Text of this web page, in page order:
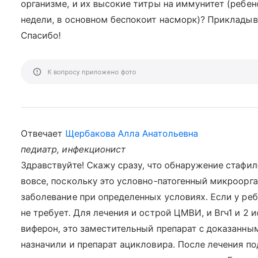
организме, и их высокие титры на иммунитет
недели, в основном беспокоит насморк)?
Спасибо!
К вопросу приложено фото
Отвечает Щербакова Алла Анатольевна
педиатр, инфекционист
Здравствуйте! Скажу сразу, что обнаружение
вовсе, поскольку это условно-патогенный
заболевание при определенных условиях. Если у
не требует. Для лечения и острой ЦМВИ, и Вгч1 и 2
виферон, это заместительный препарат с
назначили и препарат ацикловира. После лечения